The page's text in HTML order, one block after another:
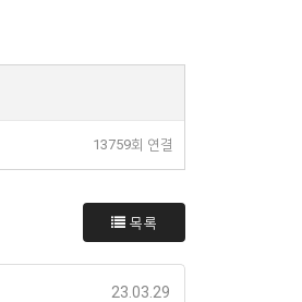
13759회 연결
목록
23.03.29